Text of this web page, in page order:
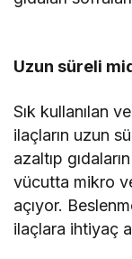
Uzun süreli
Sık kullanılan
ilaçların uzun
azaltıp
vücutta mikro
açıyor.
ilaçlara ihtiyaç